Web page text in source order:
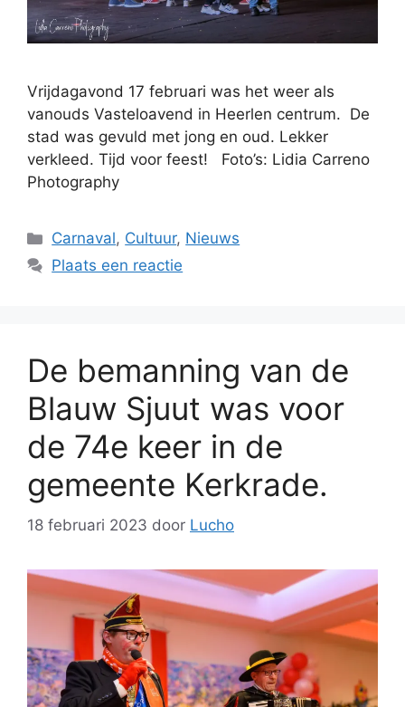
Vrijdagavond 17 februari was het weer als
vanouds Vasteloavend in Heerlen centrum. De
stad was gevuld met jong en oud. Lekker
verkleed. Tijd voor feest! Foto’s: Lidia Carreno
Photography
Categorieën
Carnaval, Cultuur, Nieuws
Plaats een reactie
De bemanning van de
Blauw Sjuut was voor
de 74e keer in de
gemeente Kerkrade.
18 februari 2023 door Lucho